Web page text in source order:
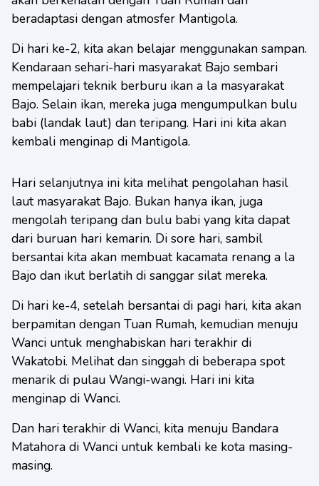
beradaptasi dengan atmosfer Mantigola.
Di hari ke-2, kita akan belajar menggunakan sampan.
Kendaraan sehari-hari masyarakat Bajo sembari
mempelajari teknik berburu ikan a la masyarakat
Bajo. Selain ikan, mereka juga mengumpulkan bulu
babi (landak laut) dan teripang. Hari ini kita akan
kembali menginap di Mantigola.
Hari selanjutnya ini kita melihat pengolahan hasil
laut masyarakat Bajo. Bukan hanya ikan, juga
mengolah teripang dan bulu babi yang kita dapat
dari buruan hari kemarin. Di sore hari, sambil
bersantai kita akan membuat kacamata renang a la
Bajo dan ikut berlatih di sanggar silat mereka.
Di hari ke-4, setelah bersantai di pagi hari, kita akan
berpamitan dengan Tuan Rumah, kemudian menuju
Wanci untuk menghabiskan hari terakhir di
Wakatobi. Melihat dan singgah di beberapa spot
menarik di pulau Wangi-wangi. Hari ini kita
menginap di Wanci.
Dan hari terakhir di Wanci, kita menuju Bandara
Matahora di Wanci untuk kembali ke kota masing-
masing.